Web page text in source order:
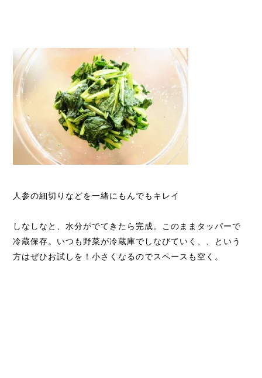
人参の細切りなどを一緒にもんでもキレイ
しなしなと、水分がでてきたら完成。このままタッパーで
冷蔵保存。いつも野菜が冷蔵庫でしなびていく、、という
方はぜひお試しを！小さくなるのでスペースも空く。